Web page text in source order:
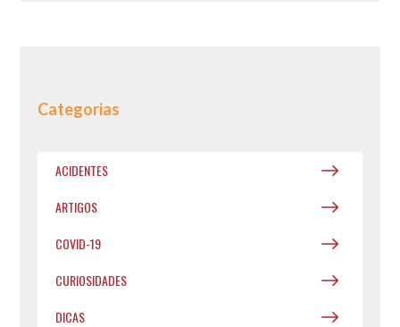
Categorias
ACIDENTES
ARTIGOS
COVID-19
CURIOSIDADES
DICAS